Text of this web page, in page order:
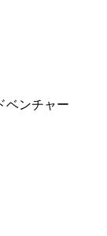
ベンチャー